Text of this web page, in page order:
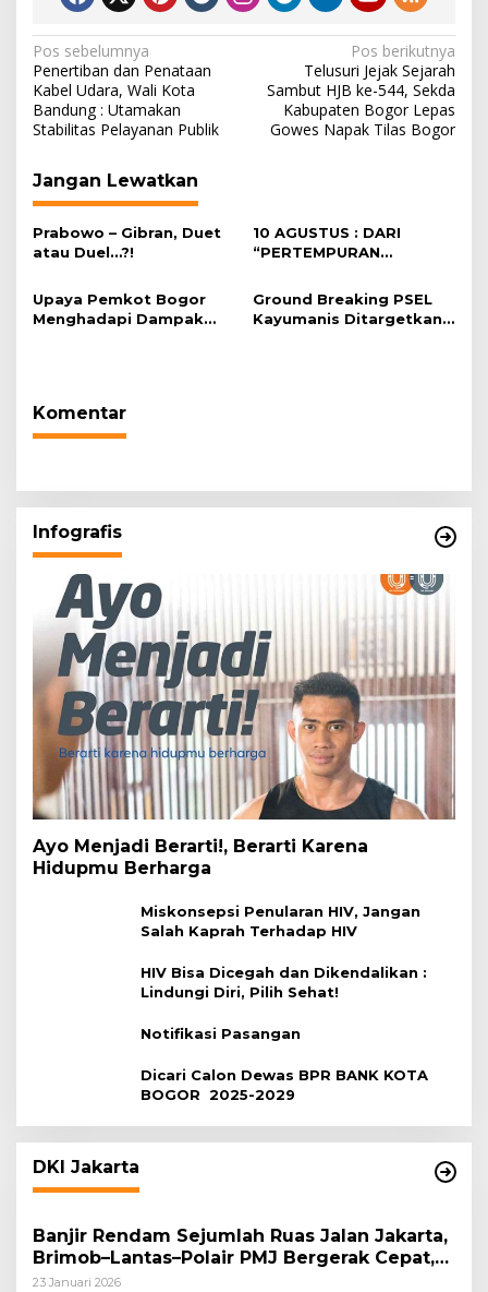
Navigasi
pos
Pos sebelumnya
Penertiban dan Penataan
Kabel Udara, Wali Kota
Bandung : Utamakan
Stabilitas Pelayanan Publik
Pos berikutnya
Telusuri Jejak Sejarah
Sambut HJB ke-544, Sekda
Kabupaten Bogor Lepas
Gowes Napak Tilas Bogor
Jangan Lewatkan
Prabowo – Gibran, Duet
atau Duel…?!
10 AGUSTUS : DARI
“PERTEMPURAN
GELAR AGUNG VETERAN
Upaya Pemkot Bogor
Menghadapi Dampak
Ground Breaking PSEL
Kayumanis Ditargetkan
Komentar
Infografis
Ayo Menjadi Berarti!, Berarti Karena
Hidupmu Berharga
Miskonsepsi Penularan HIV, Jangan
Salah Kaprah Terhadap HIV
HIV Bisa Dicegah dan Dikendalikan :
Lindungi Diri, Pilih Sehat!
Notifikasi Pasangan
Dicari Calon Dewas BPR BANK KOTA
BOGOR 2025-2029
DKI Jakarta
Banjir Rendam Sejumlah Ruas Jalan Jakarta,
Brimob–Lantas–Polair PMJ Bergerak Cepat,
Polri Siagakan 128.247 Personel Secara
23 Januari 2026